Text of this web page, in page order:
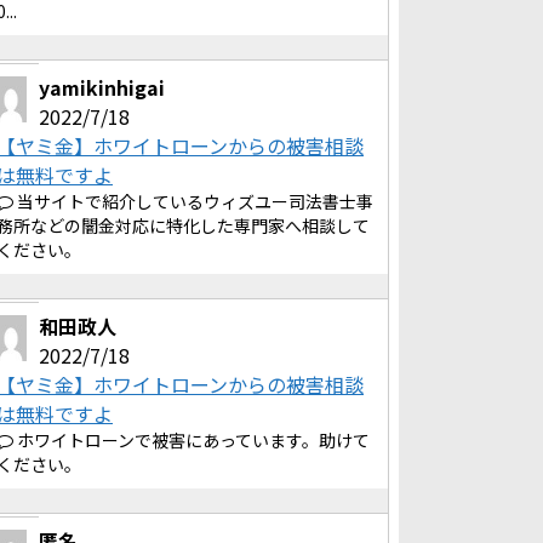
yamikinhigai
2022/7/18
【ヤミ金】ホワイトローンからの被害相談
無料ですよ
当サイトで紹介しているウィズユー司法書士事
所などの闇金対応に特化した専門家へ相談して
ください。
和田政人
2022/7/18
【ヤミ金】ホワイトローンからの被害相談
無料ですよ
ホワイトローンで被害にあっています。助けて
ください。